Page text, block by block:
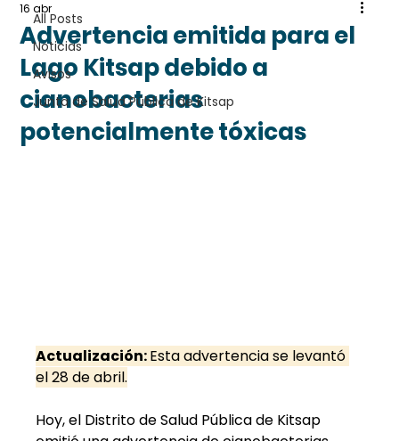
All Posts
Noticias
Avisos
Junta de Salud Pública de Kitsap
Advertencia emitida para el
Lago Kitsap debido a
cianobacterias
potencialmente tóxicas
16 abr
Actualización: Esta advertencia se levantó
el 28 de abril.
Hoy, el Distrito de Salud Pública de Kitsap